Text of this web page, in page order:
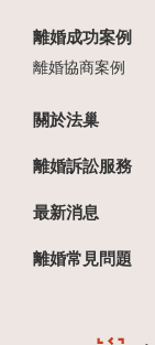
離婚成功案例
離婚協商案例
關於法巢
離婚訴訟服務
最新消息
離婚常見問題